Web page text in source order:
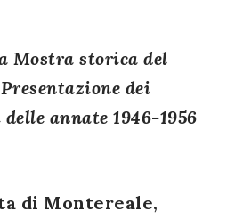
Mostra storica del
dei
annate 1946-1956
di Montereale,